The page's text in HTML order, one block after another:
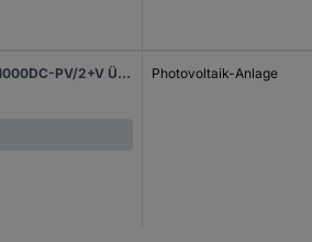
Phoenix Contact 2801160 VAL-MS-T1/T2 1000DC-PV/2+V Überspannungsschutz-Ableiter Überspannungsschutz für: Photovoltaik-Anlage 15 kA 1 St. Photovoltaik-Anlage